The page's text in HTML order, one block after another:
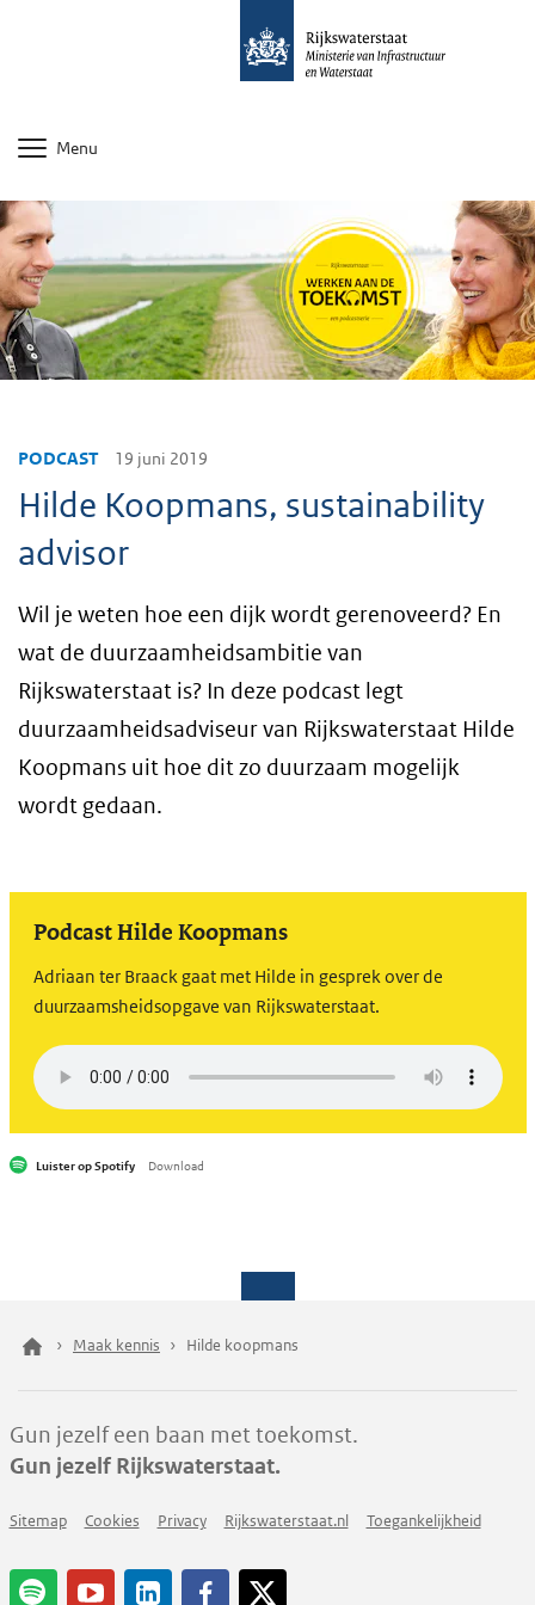
Menu
Hilde Koopmans, sustainability
advisor
PODCAST 19 juni 2019
Wil je weten hoe een dijk wordt gerenoveerd? En
wat de duurzaamheidsambitie van
Rijkswaterstaat is? In deze podcast legt
duurzaamheidsadviseur van Rijkswaterstaat Hilde
Koopmans uit hoe dit zo duurzaam mogelijk
wordt gedaan.
Podcast Hilde Koopmans
Adriaan ter Braack gaat met Hilde in gesprek over de
duurzaamsheidsopgave van Rijkswaterstaat.
Luister op Spotify Download
Maak kennis Hilde koopmans
Gun jezelf een baan met toekomst.
Gun jezelf Rijkswaterstaat.
Sitemap Cookies Privacy Rijkswaterstaat.nl Toegankelijkheid